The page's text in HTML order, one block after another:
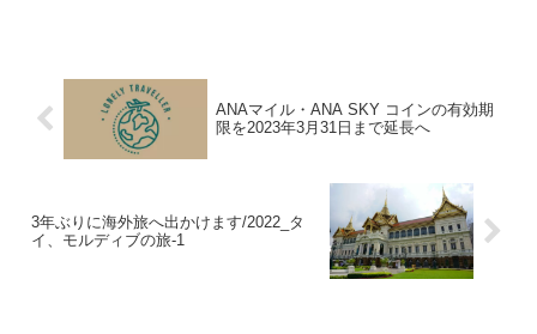
ANAマイル・ANA SKY コインの有効期
限を2023年3月31日まで延長へ
3年ぶりに海外旅へ出かけます/2022_タ
イ、モルディブの旅-1